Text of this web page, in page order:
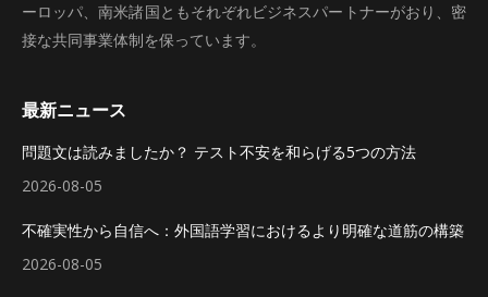
ーロッパ、南米諸国ともそれぞれビジネスパートナーがおり、密
接な共同事業体制を保っています。
最新ニュース
問題文は読みましたか？ テスト不安を和らげる5つの方法
2026-08-05
不確実性から自信へ：外国語学習におけるより明確な道筋の構築
2026-08-05